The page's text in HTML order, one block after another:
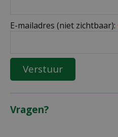
E-mailadres (niet zichtbaar):
Vragen?